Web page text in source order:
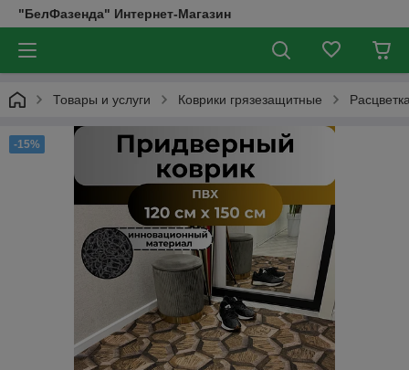
"БелФазенда" Интернет-Магазин
Товары и услуги Коврики грязезащитные
-15%